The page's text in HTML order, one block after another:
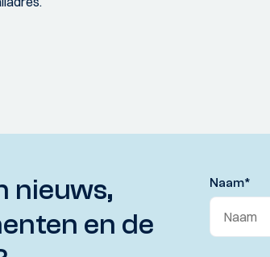
nieuws,
en de
Naam*